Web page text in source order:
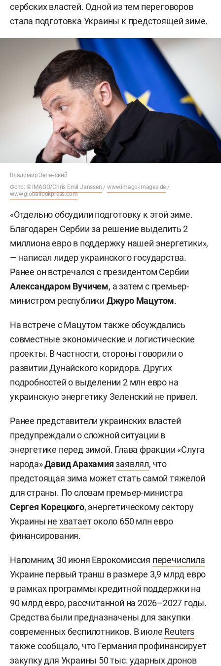
сербских властей. Одной из тем переговоров
стала подготовка Украины к предстоящей зиме.
Владимир Зеленский
Фото: © IMAGO/Chris Emil Janssen /www.imago-images.de /
www.globallookpress.com
«Отдельно обсудили подготовку к этой зиме.
Благодарен Сербии за решение выделить 2
миллиона евро в поддержку нашей энергетики»,
— написал лидер украинского государства.
Ранее он встречался с президентом Сербии
Александаром Вучичем, а затем с премьер-
министром республики Джуро Мацутом.
На встрече с Мацутом также обсуждались
совместные экономические и логистические
проекты. В частности, стороны говорили о
развитии Дунайского коридора. Других
подробностей о выделении 2 млн евро на
украинскую энергетику Зеленский не привел.
Ранее представители украинских властей
предупреждали о сложной ситуации в
энергетике перед зимой. Глава фракции «Слуга
народа»Давид Арахамия заявлял, что
предстоящая зима может стать самой тяжелой
для страны. По словам премьер-министра
Сергея Корецкого, энергетическому сектору
Украины не хватаетоколо 650 млн евро
финансирования.
Напомним, 30 июня Еврокомиссия перечислила
Украине первый транш в размере 3,9 млрд евро
в рамках программы кредитной поддержки на
90 млрд евро, рассчитанной на 2026–2027 годы.
Средства были предназначены для закупки
современных беспилотников. В июле Reuters
также сообщало, что Германия профинансирует
закупку для Украины 50 тыс. ударных дронов